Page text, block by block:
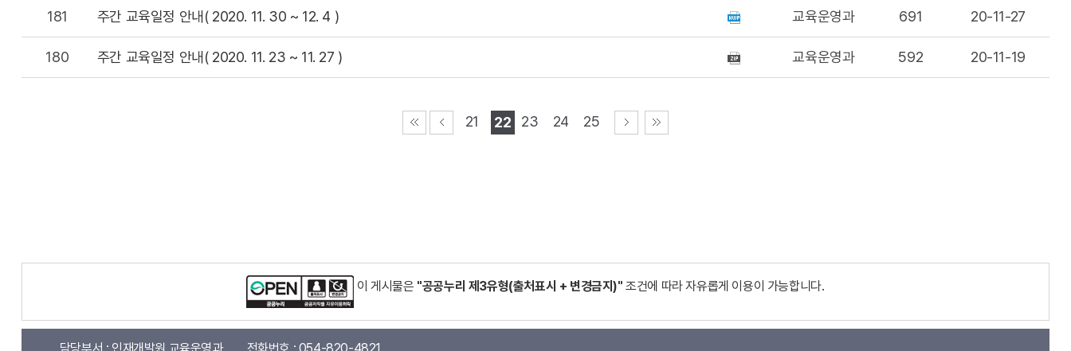
181 주간 교육일정 안내( 2020. 11. 30 ~ 12. 4 ) 교육운영과 691 20-11-27
180 주간 교육일정 안내( 2020. 11. 23 ~ 11. 27 ) 교육운영과 592 20-11-19
21 22 23 24 25
이 게시물은 "공공누리 제3유형(출처표시 + 변경금지)" 조건에 따라 자유롭게 이용이 가능합니다.